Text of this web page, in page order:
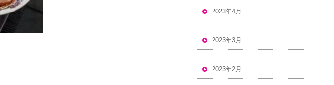
2023年4月
2023年3月
2023年2月